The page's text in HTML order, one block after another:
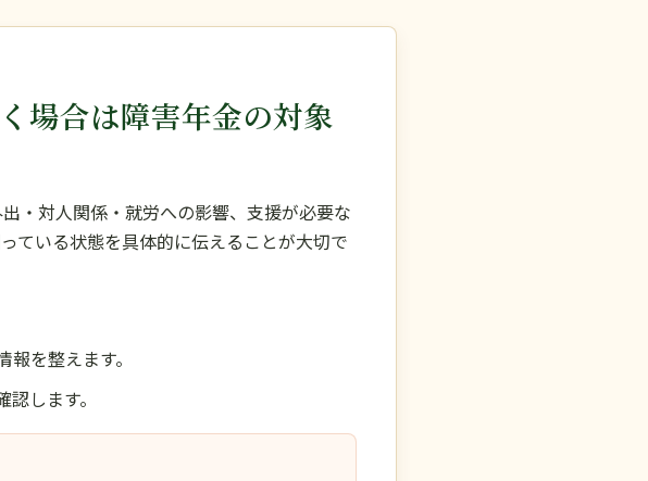
場合は障害年金の対象
・対人関係・就労への影響、支援が必要な
ている状態を具体的に伝えることが大切で
を整えます。
します。